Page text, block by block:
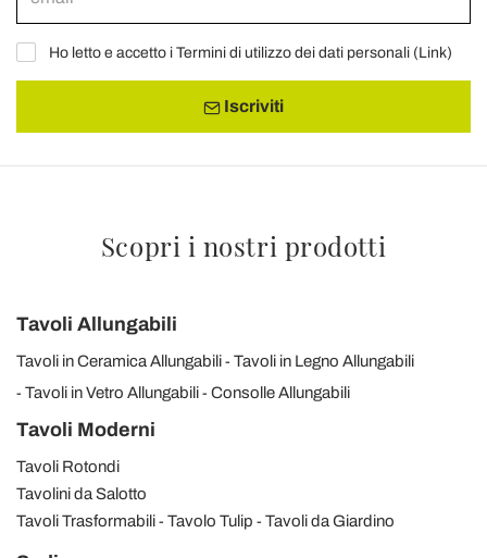
Ho letto e accetto i Termini di utilizzo dei dati personali (Link)
Iscriviti
Scopri i nostri prodotti
Tavoli Allungabili
Tavoli in Ceramica Allungabili
Tavoli in Legno Allungabili
Tavoli in Vetro Allungabili
Consolle Allungabili
Tavoli Moderni
Tavoli Rotondi
Tavolini da Salotto
Tavoli Trasformabili
Tavolo Tulip Tavoli da Giardino